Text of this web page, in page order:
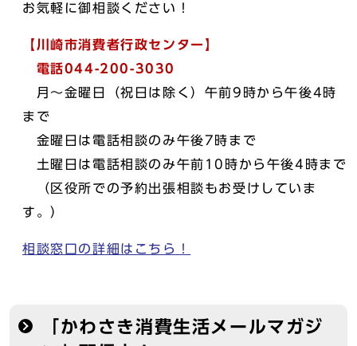
お気軽に御相談ください！
【川崎市消費者行政センター】
電話044-200-3030
月～金曜日（祝日は除く）午前9時から午後4時
まで
金曜日は電話相談のみ午後7時まで
土曜日は電話相談のみ午前10時から午後4時まで
（区役所での予約出張相談もお受けしていま
す。）
相談窓口の詳細はこちら！
「かわさき消費生活メールマガジ